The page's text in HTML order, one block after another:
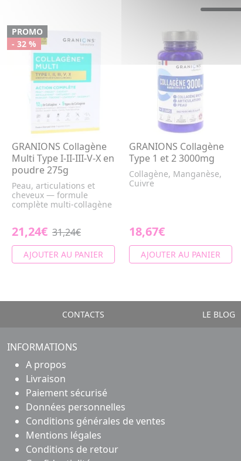
PROMO
- 32 %
GRANIONS Collagène
Multi Type I-II-III-V-X en
poudre 275g
Peau, articulations et
cheveux — formule
complète multi-collagène
21,24€ 31,24€
AJOUTER AU PANIER
GRANIONS Collagène
Type 1 et 2 3000mg
Collagène, Manganèse,
Cuivre
18,67€
AJOUTER AU PANIER
CONTACTS LE BLOG
INFORMATIONS
A propos
Livraison
Paiement sécurisé
Données personnelles
Conditions générales de ventes
Mentions légales
Conditions de retour